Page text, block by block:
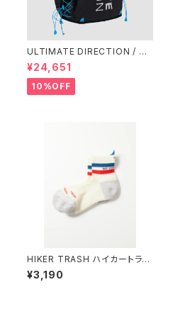
ULTIMATE DIRECTION / ア
ルティメット ディレクション XO
DUS VEST（エクソドス ベスト）
メンズ / ONYX
¥24,651
10%OFF
HIKER TRASH ハイカートラッ
シュ / H.Y.O.H ”HIKE TREK M
ID” / WHT / BLU / RED
¥3,190